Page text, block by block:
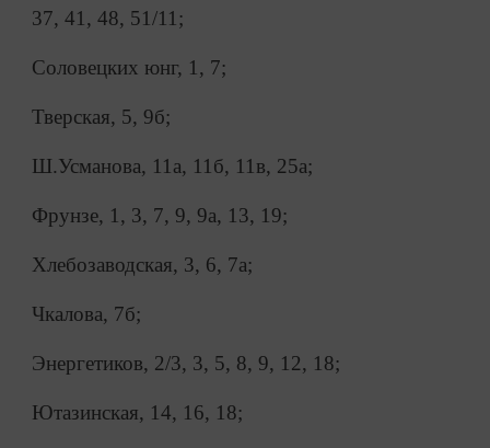
37, 41, 48, 51/11;
Соловецких юнг, 1, 7;
Тверская, 5, 9б;
Ш.Усманова, 11а, 11б, 11в, 25а;
Фрунзе, 1, 3, 7, 9, 9а, 13, 19;
Хлебозаводская, 3, 6, 7а;
Чкалова, 7б;
Энергетиков, 2/3, 3, 5, 8, 9, 12, 18;
Ютазинская, 14, 16, 18;